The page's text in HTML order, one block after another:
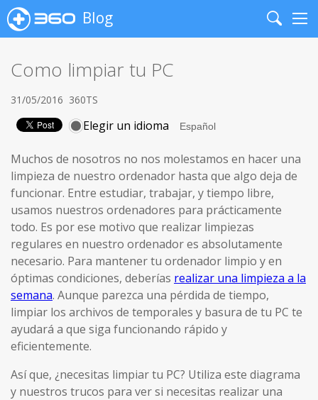
Blog
Search
Como limpiar tu PC
31/05/2016 360TS
Elegir un idioma
Muchos de nosotros no nos molestamos en hacer una
limpieza de nuestro ordenador hasta que algo deja de
funcionar. Entre estudiar, trabajar, y tiempo libre,
usamos nuestros ordenadores para prácticamente
todo. Es por ese motivo que realizar limpiezas
regulares en nuestro ordenador es absolutamente
necesario. Para mantener tu ordenador limpio y en
óptimas condiciones, deberías realizar una limpieza a la
semana. Aunque parezca una pérdida de tiempo,
limpiar los archivos de temporales y basura de tu PC te
ayudará a que siga funcionando rápido y
eficientemente.
Así que, ¿necesitas limpiar tu PC? Utiliza este diagrama
y nuestros trucos para ver si necesitas realizar una